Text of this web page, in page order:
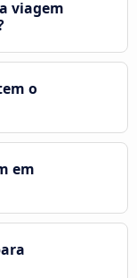
viagem
o
em